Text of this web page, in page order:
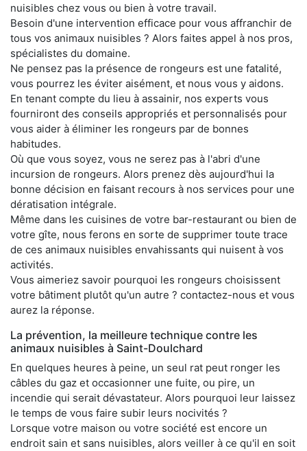
nuisibles chez vous ou bien à votre travail.
Besoin d'une intervention efficace pour vous affranchir de
tous vos animaux nuisibles ? Alors faites appel à nos pros,
spécialistes du domaine.
Ne pensez pas la présence de rongeurs est une fatalité,
vous pourrez les éviter aisément, et nous vous y aidons.
En tenant compte du lieu à assainir, nos experts vous
fourniront des conseils appropriés et personnalisés pour
vous aider à éliminer les rongeurs par de bonnes
habitudes.
Où que vous soyez, vous ne serez pas à l'abri d'une
incursion de rongeurs. Alors prenez dès aujourd'hui la
bonne décision en faisant recours à nos services pour une
dératisation intégrale.
Même dans les cuisines de votre bar-restaurant ou bien de
votre gîte, nous ferons en sorte de supprimer toute trace
de ces animaux nuisibles envahissants qui nuisent à vos
activités.
Vous aimeriez savoir pourquoi les rongeurs choisissent
votre bâtiment plutôt qu'un autre ? contactez-nous et vous
aurez la réponse.
La prévention, la meilleure technique contre les
animaux nuisibles à Saint-Doulchard
En quelques heures à peine, un seul rat peut ronger les
câbles du gaz et occasionner une fuite, ou pire, un
incendie qui serait dévastateur. Alors pourquoi leur laissez
le temps de vous faire subir leurs nocivités ?
Lorsque votre maison ou votre société est encore un
endroit sain et sans nuisibles, alors veiller à ce qu'il en soit